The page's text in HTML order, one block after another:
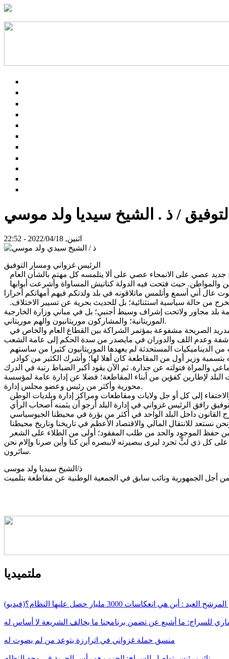
/ ذ . الشيخ سيديا ولد موسي
اثنين, 2022/04/18 - 22:52
الرئيس غزواني ومسار التوفيق
بلد مجاور ولاتحت إشراف وسيط أجنبي؛ بل في مباني وزارة الخارجية
الموريتانية؛ والمشاركون موريتانيون والهم موريتاني.
والمراة فتولته عن جدارة. ثم الآن يقود أكبر الضباط رتبة في الدرك
البلد لإطارين كفؤين من أبناء المقاطعة؛ فضلا عن إدارة عامة لمؤسسة
محورية وأكثر من رئيس وعضو مجلس إدارة.
كل ذي لبٍّ تجرد ليرى ببصيرته لاببصره أين كنا وأين صرنا وإلام نحن
سائرون.
ملتميديا
: أين هي انعكاسات 3000 مليار حصل عليها النظام؟(فيديو)
للسراج: ما أشيع عن تضمن برنامجنا ما يخالف الشريعة لا أساس له
منسق حملة غزواني في اترارزة يتوعد من لم يصوت له